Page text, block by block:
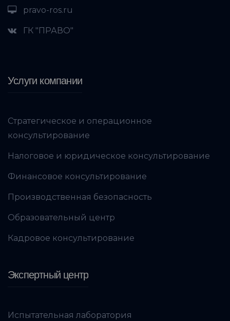
pravo-ros.ru
ГК "ПРАВО"
Услуги компании
Стратегическое и операционное
консультирование
Налоговое и юридическое консультирование
Финансовое консультирование
Производственная безопасность
Образовательный центр
Кадровое консультирование
Экспертный центр
Испытательная лаборатория